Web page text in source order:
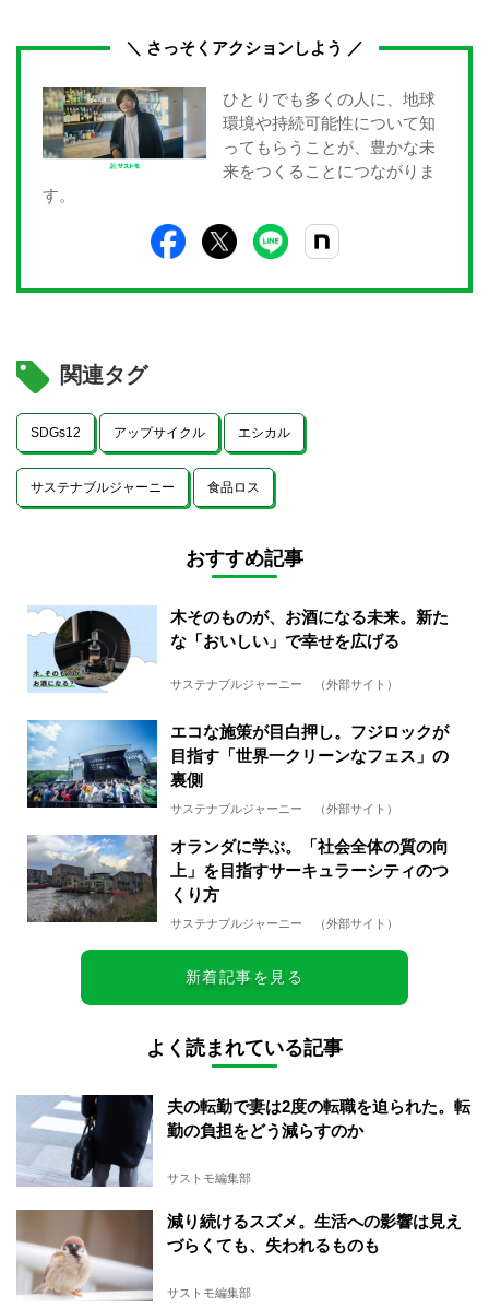
＼ さっそくアクションしよう ／
ひとりでも多くの人に、地球
環境や持続可能性について知
ってもらうことが、豊かな未
来をつくることにつながりま
す。
関連タグ
SDGs12 アップサイクル エシカル
サステナブルジャーニー 食品ロス
おすすめ記事
木そのものが、お酒になる未来。新た
な「おいしい」で幸せを広げる
サステナブルジャーニー （外部サイト）
エコな施策が目白押し。フジロックが
目指す「世界一クリーンなフェス」の
裏側
サステナブルジャーニー （外部サイト）
オランダに学ぶ。「社会全体の質の向
上」を目指すサーキュラーシティのつ
くり方
サステナブルジャーニー （外部サイト）
新着記事を見る
よく読まれている記事
夫の転勤で妻は2度の転職を迫られた。転
勤の負担をどう減らすのか
サストモ編集部
減り続けるスズメ。生活への影響は見え
づらくても、失われるものも
サストモ編集部